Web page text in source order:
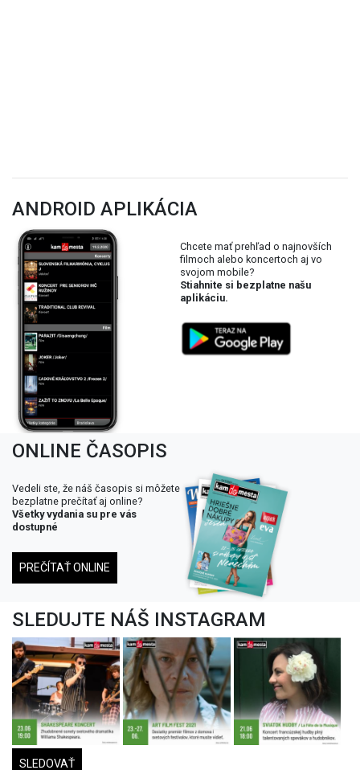
ANDROID APLIKÁCIA
Chcete mať prehľad o najnovších
filmoch alebo koncertoch aj vo
svojom mobile?
Stiahnite si bezplatne našu
aplikáciu.
ONLINE ČASOPIS
Vedeli ste, že náš časopis si môžete
bezplatne prečítať aj online?
Všetky vydania su pre vás
dostupné
PREČÍTAŤ ONLINE
SLEDUJTE NÁŠ INSTAGRAM
SLEDOVAŤ